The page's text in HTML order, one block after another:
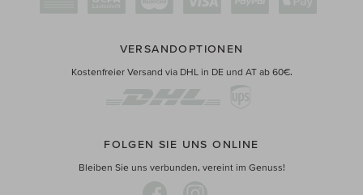
VERSANDOPTIONEN
Kostenfreier Versand via DHL in DE und AT ab 60€.
FOLGEN SIE UNS ONLINE
Bleiben Sie uns verbunden, vereint im Genuss!